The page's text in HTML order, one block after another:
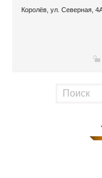
Королёв, ул. Северная,